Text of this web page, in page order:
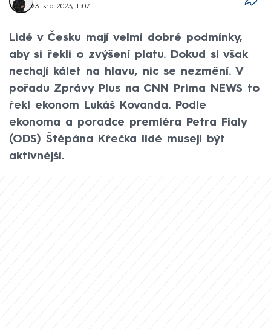
23. srp 2023, 11:07
Lidé v Česku mají velmi dobré podmínky,
aby si řekli o zvýšení platu. Dokud si však
nechají kálet na hlavu, nic se nezmění. V
pořadu Zprávy Plus na CNN Prima NEWS to
řekl ekonom Lukáš Kovanda. Podle
ekonoma a poradce premiéra Petra Fialy
(ODS) Štěpána Křečka lidé musejí být
aktivnější.